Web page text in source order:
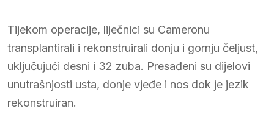
Tijekom operacije, liječnici su Cameronu
transplantirali i rekonstruirali donju i gornju čeljust,
uključujući desni i 32 zuba. Presađeni su dijelovi
unutrašnjosti usta, donje vjeđe i nos dok je jezik
rekonstruiran.